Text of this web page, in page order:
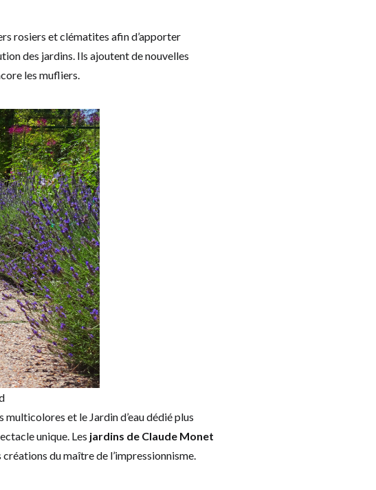
rosiers et clématites afin d’apporter
des jardins. Ils ajoutent de nouvelles
les mufliers.
et le Jardin d’eau dédié plus
unique. Les jardins de Claude Monet
du maître de l’impressionnisme.